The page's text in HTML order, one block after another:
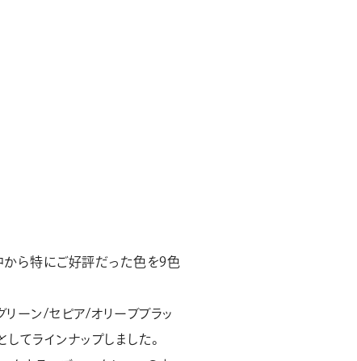
から特にご好評だった色を9色
ーン/セピア/オリーブブラッ
てラインナップしました。